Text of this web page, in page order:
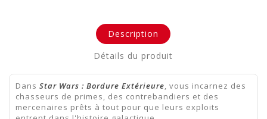
Description
Détails du produit
Dans Star Wars : Bordure Extérieure, vous incarnez des
chasseurs de primes, des contrebandiers et des
mercenaires prêts à tout pour que leurs exploits